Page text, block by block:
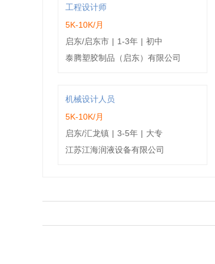
工程设计师
5K-10K/月
启东/启东市 | 1-3年 | 初中
泰腾塑胶制品（启东）有限公司
机械设计人员
5K-10K/月
启东/汇龙镇 | 3-5年 | 大专
江苏江海润液设备有限公司